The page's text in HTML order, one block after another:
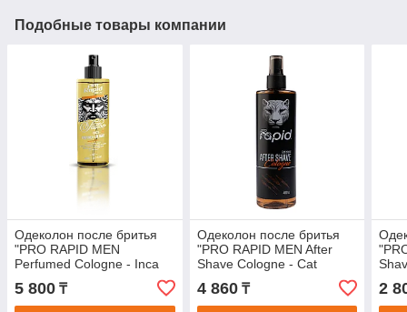
Подобные товары компании
Одеколон после бритья
"PRO RAPID MEN
Perfumed Cologne - Inca
02 Tattoo Series"
5 800 ₸
Одеколон после бритья
"PRO RAPID MEN After
Shave Cologne - Cat
4 860₸ 2